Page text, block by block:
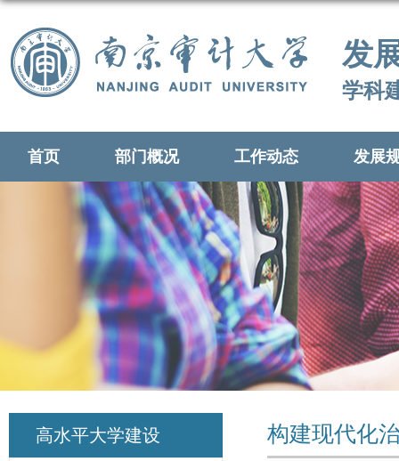
发
学科
首页 部门概况 工作动态 发展
高水平大学建设 构建现代化